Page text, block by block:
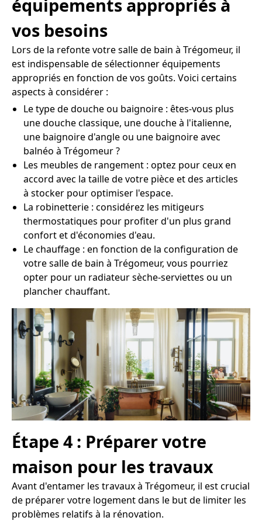
équipements appropriés à
vos besoins
Lors de la refonte votre salle de bain à Trégomeur, il
est indispensable de sélectionner équipements
appropriés en fonction de vos goûts. Voici certains
aspects à considérer :
Le type de douche ou baignoire : êtes-vous plus
une douche classique, une douche à l'italienne,
une baignoire d'angle ou une baignoire avec
balnéo à Trégomeur ?
Les meubles de rangement : optez pour ceux en
accord avec la taille de votre pièce et des articles
à stocker pour optimiser l'espace.
La robinetterie : considérez les mitigeurs
thermostatiques pour profiter d'un plus grand
confort et d'économies d'eau.
Le chauffage : en fonction de la configuration de
votre salle de bain à Trégomeur, vous pourriez
opter pour un radiateur sèche-serviettes ou un
plancher chauffant.
Étape 4 : Préparer votre
maison pour les travaux
Avant d'entamer les travaux à Trégomeur, il est crucial
de préparer votre logement dans le but de limiter les
problèmes relatifs à la rénovation.